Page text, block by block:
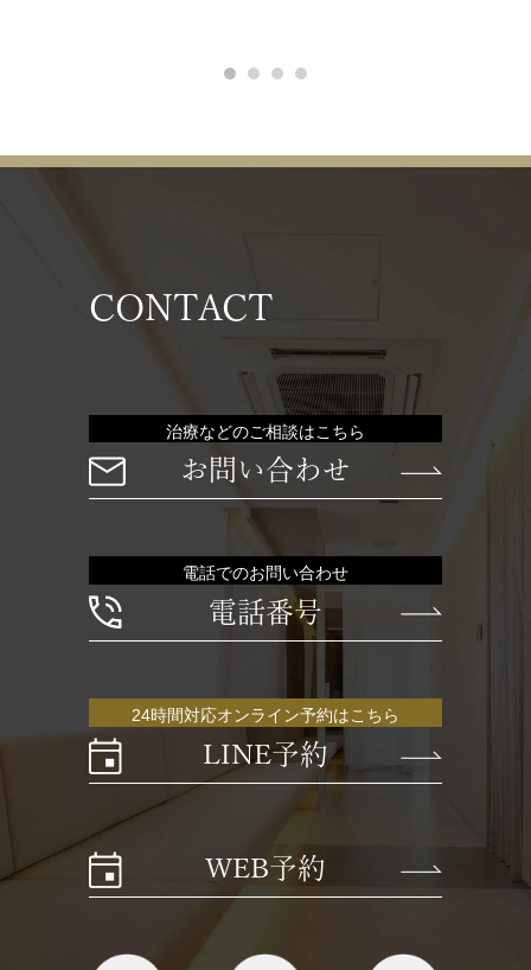
CONTACT
治療などのご相談はこちら
お問い合わせ
電話でのお問い合わせ
電話番号
24時間対応オンライン予約はこちら
LINE予約
WEB予約